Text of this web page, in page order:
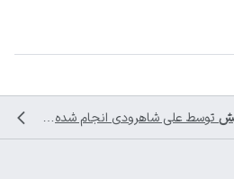
توسط علی شاهرودی انجام شده است